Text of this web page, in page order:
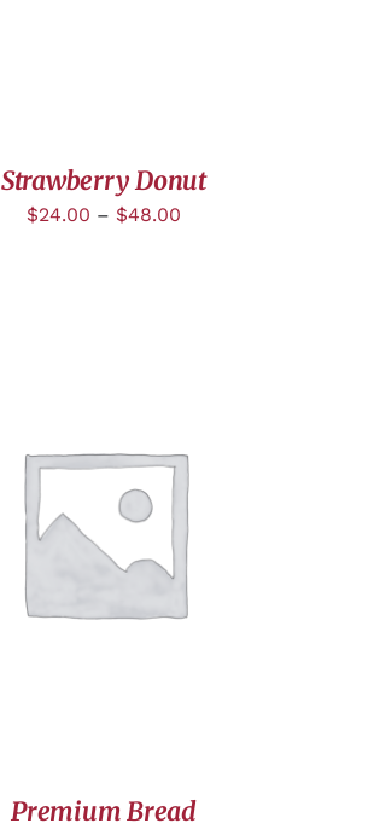
Strawberry Donut
$24.00 – $48.00
CHOIX DES OPTIONS
Premium Bread